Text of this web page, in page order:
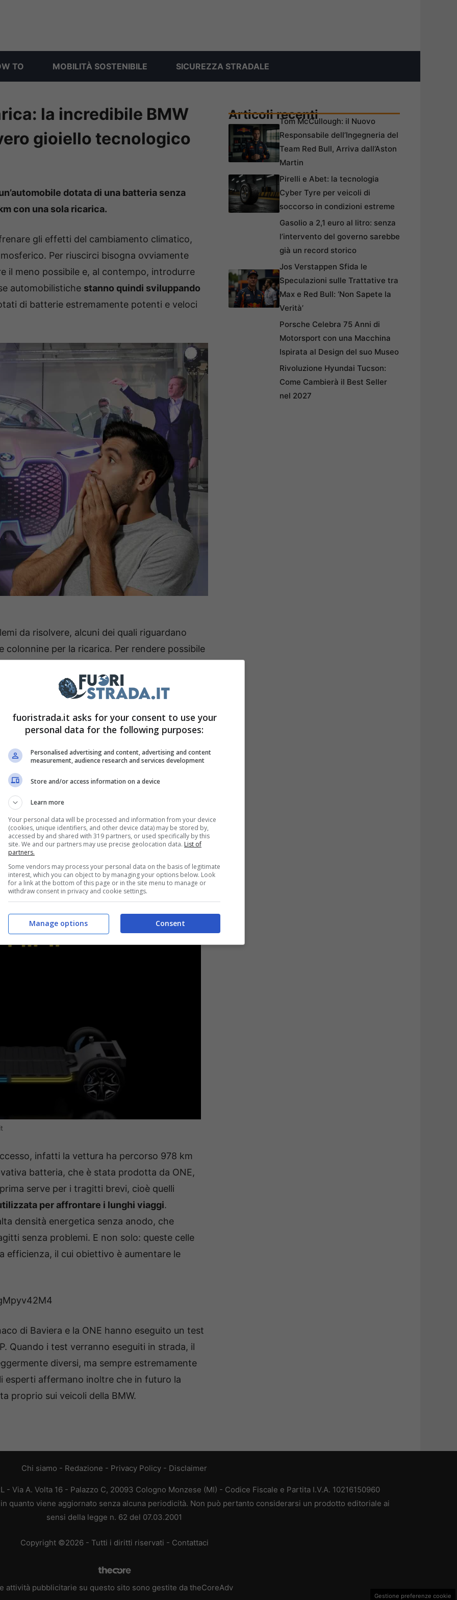
TO MOBILITÀ SOSTENIBILE SICUREZZA STRADALE
la incredibile BMW
gioiello tecnologico
dotata di una batteria senza
con una sola ricarica.
gli effetti del cambiamento climatico,
Per riuscirci bisogna ovviamente
il meno possibile e, al contempo, introdurre
automobilistiche stanno quindi sviluppando
di batterie estremamente potenti e veloci
da risolvere, alcuni dei quali riguardano
colonnine per la ricarica. Per rendere possibile
abbiano un’autonomia elevata, affinché i
della batteria scarica.
al mondo il suo nuovo gioiello: la BMW iX.
al mondo, grazie alla quale ha percorso
. L’incredibile record raggiunto ha finalmente
milioni di automobilisti sognavano da anni
di un veicolo diesel.
è nata un’automobile a zero emissioni
di distanza senza mai fermarsi. In modo
(ONE) hanno testato la batteria Gemini su una
viaggiare per 1.000 km con una sola ricarica.
infatti la vettura ha percorso 978 km
batteria, che è stata prodotta da ONE,
serve per i tragitti brevi, cioè quelli
per affrontare i lunghi viaggi.
densità energetica senza anodo, che
senza problemi. E non solo: queste celle
efficienza, il cui obiettivo è aumentare le
di Baviera e la ONE hanno eseguito un test
Quando i test verranno eseguiti in strada, il
diversi, ma sempre estremamente
esperti affermano inoltre che in futuro la
proprio sui veicoli della BMW.
Articoli recentiTom McCullough: il Nuovo
Responsabile dell’Ingegneria del
Team Red Bull, Arriva dall’Aston
Martin
Pirelli e Abet: la tecnologia
Cyber Tyre per veicoli di
soccorso in condizioni estreme
Gasolio a 2,1 euro al litro: senza
l’intervento del governo sarebbe
già un record storico
Jos Verstappen Sfida le
Speculazioni sulle Trattative tra
Max e Red Bull: ‘Non Sapete la
Verità’
Porsche Celebra 75 Anni di
Motorsport con una Macchina
Ispirata al Design del suo Museo
Rivoluzione Hyundai Tucson:
Come Cambierà il Best Seller
nel 2027
Chi siamo - Redazione - Privacy Policy - Disclaimer
- Via A. Volta 16 - Palazzo C, 20093 Cologno Monzese (MI) - Codice Fiscale e Partita I.V.A. 10216150960
quanto viene aggiornato senza alcuna periodicità. Non può pertanto considerarsi un prodotto editoriale ai
sensi della legge n. 62 del 07.03.2001
Copyright ©2026 - Tutti i diritti riservati - Contattaci
attività pubblicitarie su questo sito sono gestite da theCoreAdv
Gestione preferenze cookie
fuoristrada.it asks for your consent to use your
personal data for the following purposes:
Personalised advertising and content, advertising and content
measurement, audience research and services development
Store and/or access information on a device
Learn more
Your personal data will be processed and information from your device
(cookies, unique identifiers, and other device data) may be stored by,
accessed by and shared with 319 partners, or used specifically by this
site. We and our partners may use precise geolocation data. List of
partners.
Some vendors may process your personal data on the basis of legitimate
interest, which you can object to by managing your options below. Look
for a link at the bottom of this page or in the site menu to manage or
withdraw consent in privacy and cookie settings.
Consent
Manage options